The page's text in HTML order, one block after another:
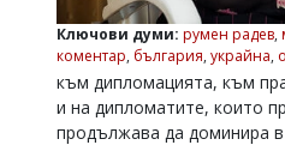
Касабова,
k.kassabova@flagman.bg
Главен
редактор:
Ключови думи: румен радев,
коментар, българия, украйна,
към дипломацията, към
и на дипломатите, които
продължава да доминира